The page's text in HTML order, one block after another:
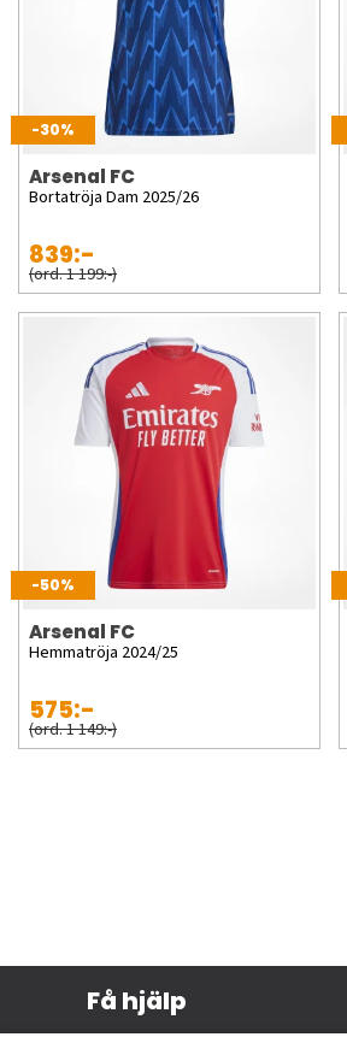
-30%
Arsenal FC
Bortatröja Dam 2025/26
839:-
(ord. 1 199:-)
-50%
Arsenal FC
Hemmatröja 2024/25
575:-
(ord. 1 149:-)
Få hjälp